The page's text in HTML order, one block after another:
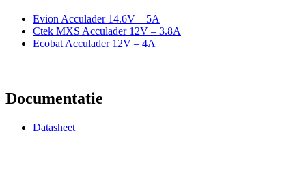
Evion Acculader 14.6V – 5A
Ctek MXS Acculader 12V – 3.8A
Ecobat Acculader 12V – 4A
Documentatie
Datasheet